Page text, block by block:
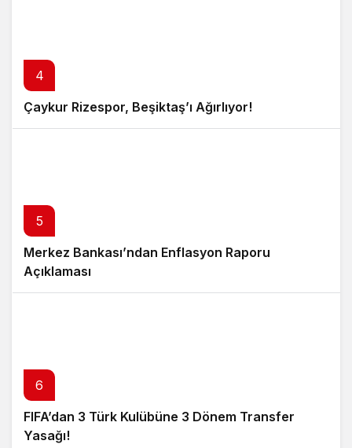
4
Çaykur Rizespor, Beşiktaş’ı Ağırlıyor!
5
Merkez Bankası’ndan Enflasyon Raporu
Açıklaması
6
FIFA’dan 3 Türk Kulübüne 3 Dönem Transfer
Yasağı!